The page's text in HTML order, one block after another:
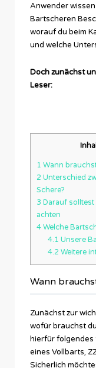
Anwender
Bartscheren
worauf du beim
und welche
Doch zunächst
Leser:
1 Wann
2 Unterschied
Schere?
3 Darauf
achten
4 Welche
4.1 Unsere
4.2 Weitere
Wann
Zunächst zur
wofür brauchst
hierfür folgendes
eines Vollbarts,
Sicherlich